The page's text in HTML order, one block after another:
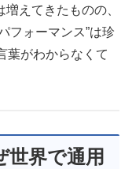
えてきたものの、
フォーマンス”は珍
葉がわからなくて
界で通用